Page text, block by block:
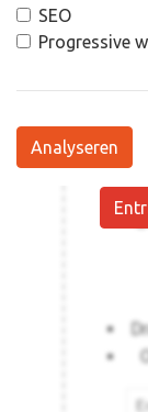
SEO
Progressive
Analyseren